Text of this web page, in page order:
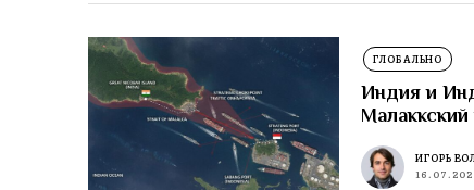
ГЛОБАЛЬНО
Индия и
Малаккский
ИГОРЬ